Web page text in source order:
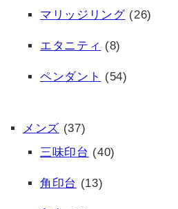
マリッジリング(26)
エタニティ (8)
ペンダント (54)
メンズ (37)
三味印台 (40)
角印台 (13)